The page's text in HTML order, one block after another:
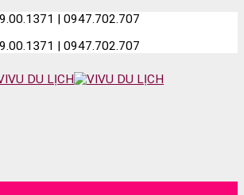
| 0947.702.707
| 0947.702.707